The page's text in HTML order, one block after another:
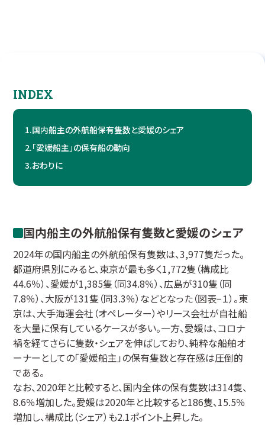
INDEX
1.国内船主の外航船保有隻数と愛媛のシェア
2.「愛媛船主」の保有船の動向
3.おわりに
国内船主の外航船保有隻数と愛媛のシェア
2024年の国内船主の外航船保有隻数は、3,977隻だった。
都道府県別にみると、東京が最も多く1,772隻（構成比
44.6％）、愛媛が1,385隻（同34.8％）、広島が310隻（同
7.8％）、大阪が131隻（同3.3％）などとなった（図表−１）。東
京は、大手海運会社（オペレーター）やリース会社が自社船
を大量に保有しているケースが多い。一方、愛媛は、コロナ
禍を経てさらに隻数・シェアを伸ばしており、純粋な船舶オ
ーナーとしての「愛媛船主」の保有隻数と存在感は圧倒的
である。
なお、2020年と比較すると、国内全体の保有隻数は314隻、
8.6％増加した。愛媛は2020年と比較すると186隻、15.5％
増加し、構成比（シェア）も2.1ポイント上昇した。